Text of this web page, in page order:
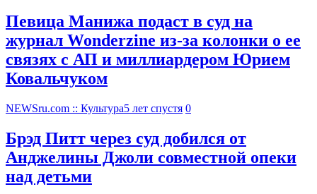
Певица Манижа подаст в суд на
журнал Wonderzine из-за колонки о ее
связях с АП и миллиардером Юрием
Ковальчуком
NEWSru.com :: Культура5 лет спустя 0
Брэд Питт через суд добился от
Анджелины Джоли совместной опеки
над детьми